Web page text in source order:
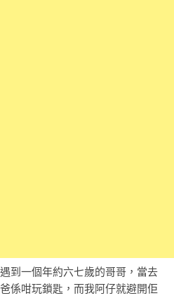
到一個年約六七歲的哥哥，當去
係咁玩鎖匙，而我阿仔就避開佢